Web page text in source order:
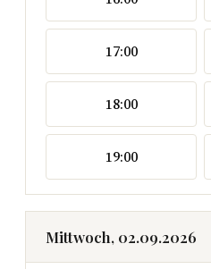
17:00
18:00
19:00
Mittwoch, 02.09.2026